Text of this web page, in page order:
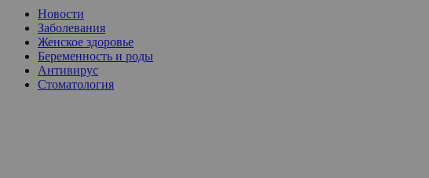
Новости
Заболевания
Женское здоровье
Беременность и роды
Антивирус
Стоматология